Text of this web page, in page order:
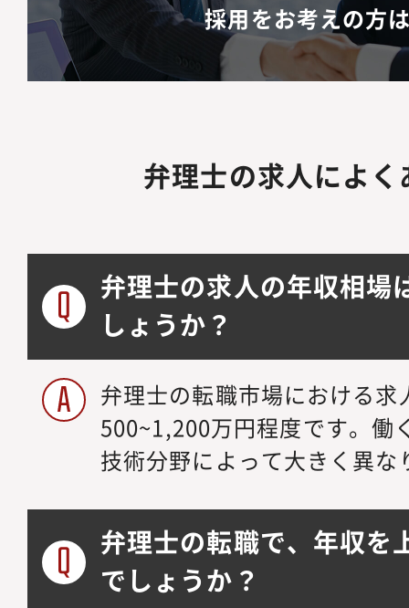
採用をお考えの方
弁理士の求人によ
弁理士の求人の年収相場
しょうか？
弁理士の転職市場における求
500~1,200万円程度です。働
技術分野によって大きく異な
弁理士の転職で、年収を
でしょうか？